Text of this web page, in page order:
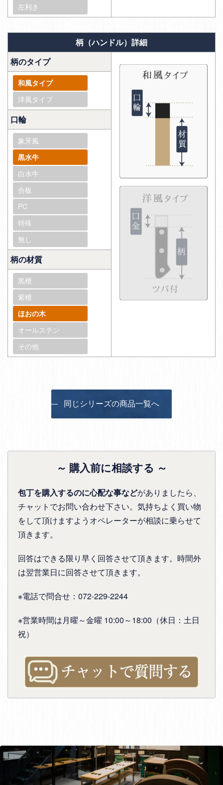
左利き
柄（ハンドル）詳細
柄のタイプ
和風タイプ
洋風タイプ
口輪
象牙風
黒水牛
白水牛
合板
PC
特殊
無し
柄の材質
黒檀
紫檀
ほおの木
オールステン
その他
同じシリーズの商品一覧へ
～ 購入前に相談する ～
包丁を購入するのに心配な事などがありましたら、
チャットでお問い合わせ下さい。気持ちよく買い物
をして頂けますようオペレーターが相談に乗らせて
頂きます。
回答はできる限り早く回答させて頂きます。時間外
は翌営業日に回答させて頂きます。
※電話で問合せ：072-229-2244
※営業時間は月曜～金曜 10:00～18:00（休日：土日
祝）